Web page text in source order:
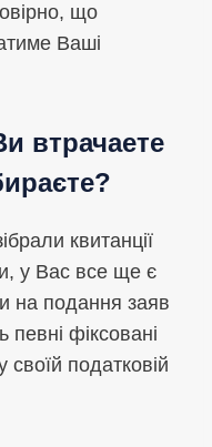
що
Ваші
втрачаете
квитанції
у Вас все ще є
на подання заяв
певні фіксовані
своїй податковій